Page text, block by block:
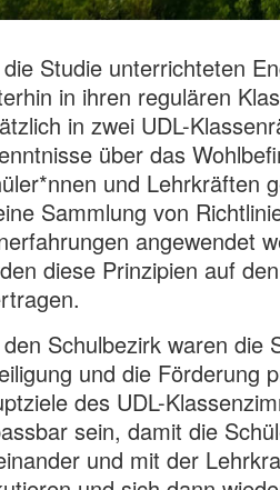
Studie unterrichteten
in ihren regulären
in zwei UDL-
über das
und Lehrkräften
Sammlung von
angewendet
diese Prinzipien auf
Schulbezirk waren die
und die Förderung
des UDL-
sein, damit die
und mit der